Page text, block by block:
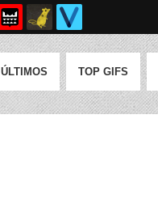
ÚLTIMOS TOP GIFS